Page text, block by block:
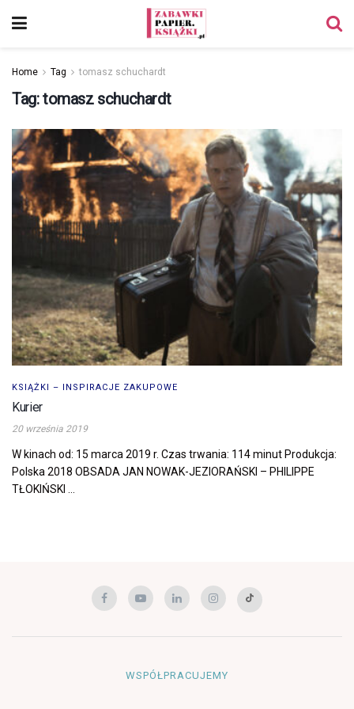
Home Tag tomasz schuchardt
Tag:tomasz schuchardt
KSIĄŻKI – INSPIRACJE ZAKUPOWE
Kurier
20 września 2019
W kinach od: 15 marca 2019 r. Czas trwania: 114 minut Produkcja:
Polska 2018 OBSADA JAN NOWAK-JEZIORAŃSKI – PHILIPPE
TŁOKIŃSKI ...
WSPÓŁPRACUJEMY